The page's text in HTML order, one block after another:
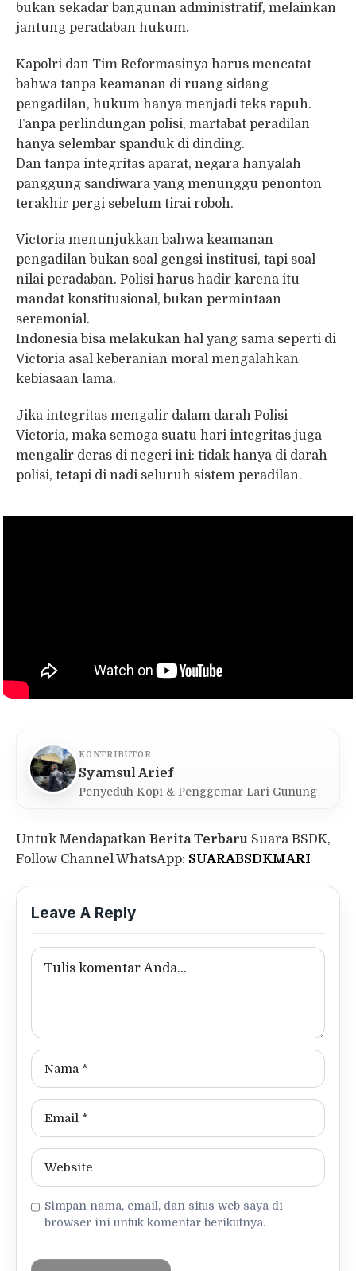
bukan sekadar bangunan administratif, melainkan
jantung peradaban hukum.
Kapolri dan Tim Reformasinya harus mencatat
bahwa tanpa keamanan di ruang sidang
pengadilan, hukum hanya menjadi teks rapuh.
Tanpa perlindungan polisi, martabat peradilan
hanya selembar spanduk di dinding.
Dan tanpa integritas aparat, negara hanyalah
panggung sandiwara yang menunggu penonton
terakhir pergi sebelum tirai roboh.
Victoria menunjukkan bahwa keamanan
pengadilan bukan soal gengsi institusi, tapi soal
nilai peradaban. Polisi harus hadir karena itu
mandat konstitusional, bukan permintaan
seremonial.
Indonesia bisa melakukan hal yang sama seperti di
Victoria asal keberanian moral mengalahkan
kebiasaan lama.
Jika integritas mengalir dalam darah Polisi
Victoria, maka semoga suatu hari integritas juga
mengalir deras di negeri ini: tidak hanya di darah
polisi, tetapi di nadi seluruh sistem peradilan.
KONTRIBUTOR
Syamsul Arief
Penyeduh Kopi & Penggemar Lari Gunung
Untuk Mendapatkan Berita Terbaru Suara BSDK,
Follow Channel WhatsApp: SUARABSDKMARI
Leave A Reply
Simpan nama, email, dan situs web saya di
browser ini untuk komentar berikutnya.